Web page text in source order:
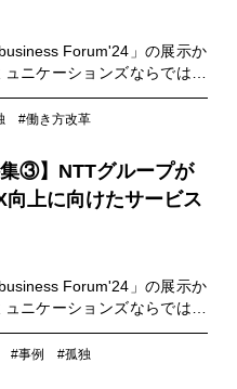
Forum'24」の展示か
ニケーションズならではの
#働き方改革
③】NTTグループが
上に向けたサービス
Forum'24」の展示か
ニケーションズならではの
#事例 #孤独